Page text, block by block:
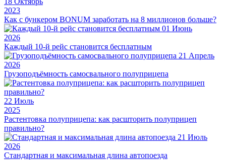
2023
Как с бункером BONUM заработать на 8 миллионов больше?
01 Июнь
2026
Каждый 10-й рейс становится бесплатным
21 Апрель
2026
Грузоподъёмность самосвального полуприцепа
22 Июль
2025
Растентовка полуприцепа: как расшторить полуприцеп
правильно?
21 Июль
2026
Стандартная и максимальная длина автопоезда